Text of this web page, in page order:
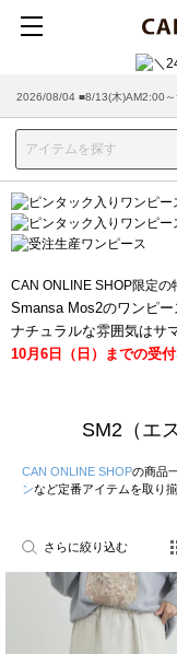
2026/08/04 ■8/13(木)AM2:00～
CAN ONLINE SHOP限定の
Smansa Mos2のワンピー
ナチュラルな雰囲気はサ
10月6日（日）までの受
SM2（エ
CAN ONLINE SHOPの商品
ンなど定番アイテムを取り
さらに絞り込む